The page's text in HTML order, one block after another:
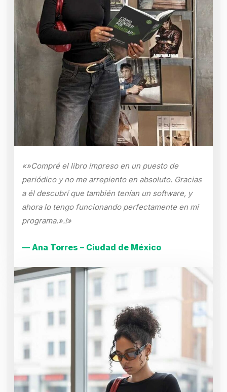
«»Compré el libro impreso en un puesto de
periódico y no me arrepiento en absoluto. Gracias
a él descubrí que también tenían un software, y
ahora lo tengo funcionando perfectamente en mi
programa.».!»
— Ana Torres – Ciudad de México